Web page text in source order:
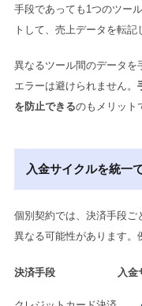
手段であっても1つのツー
トして、売上データを転記
異なるツール間のデータを
エラーは避けられません。
を防止できるのもメリット
入金サイクルを統一
個別契約では、決済手段ご
異なる可能性があります。
決済手段 入金